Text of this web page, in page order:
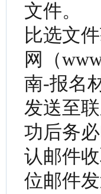
文件。
比选文
网（
南-报名
发送至
功后务
认邮件
位邮件